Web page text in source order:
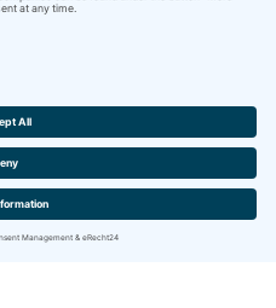
des données